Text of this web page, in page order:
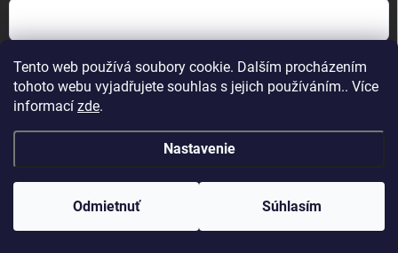
Tento web používá soubory cookie. Dalším procházením
tohoto webu vyjadřujete souhlas s jejich používáním.. Více
informací zde.
Nastavenie
Odmietnuť Súhlasím
Vložením e-mailu súhlasíte spodmienkami ochrany osobných údajov
Prihlásiť sa
Vytvoril Shoptet
Copyright 2026ProFighters. Všetky práva vyhradené.Upraviť nastavenie